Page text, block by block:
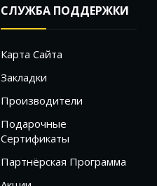
СЛУЖБА ПОДДЕРЖКИ
Карта Сайта
Закладки
Производители
Подарочные
Сертификаты
Партнёрская Программа